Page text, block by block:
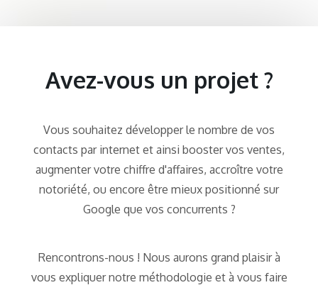
Avez-vous un projet ?
Vous souhaitez développer le nombre de vos
contacts par internet et ainsi booster vos ventes,
augmenter votre chiffre d'affaires, accroître votre
notoriété, ou encore être mieux positionné sur
Google que vos concurrents ?
Rencontrons-nous ! Nous aurons grand plaisir à
vous expliquer notre méthodologie et à vous faire